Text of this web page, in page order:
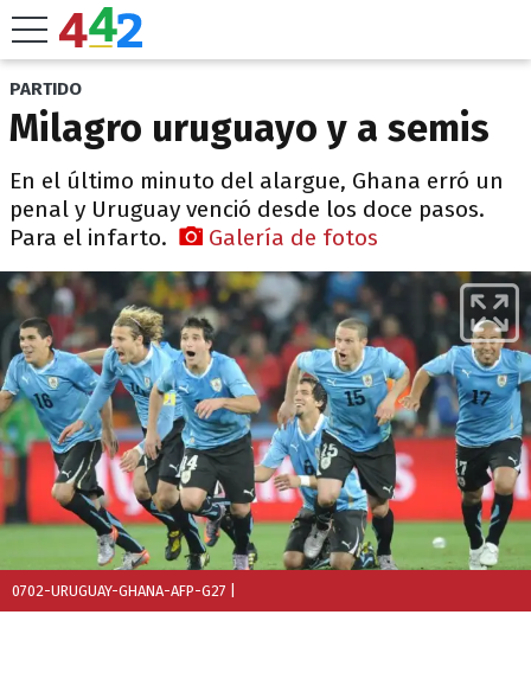
PARTIDO
Milagro uruguayo y a semis
En el último minuto del alargue, Ghana erró un
penal y Uruguay venció desde los doce pasos.
Para el infarto.
Galería de fotos
0702-URUGUAY-GHANA-AFP-G27